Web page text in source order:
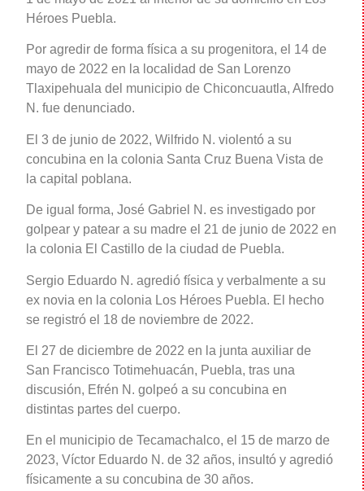
Héroes Puebla.
Por agredir de forma física a su progenitora, el 14 de
mayo de 2022 en la localidad de San Lorenzo
Tlaxipehuala del municipio de Chiconcuautla, Alfredo
N. fue denunciado.
El 3 de junio de 2022, Wilfrido N. violentó a su
concubina en la colonia Santa Cruz Buena Vista de
la capital poblana.
De igual forma, José Gabriel N. es investigado por
golpear y patear a su madre el 21 de junio de 2022 en
la colonia El Castillo de la ciudad de Puebla.
Sergio Eduardo N. agredió física y verbalmente a su
ex novia en la colonia Los Héroes Puebla. El hecho
se registró el 18 de noviembre de 2022.
El 27 de diciembre de 2022 en la junta auxiliar de
San Francisco Totimehuacán, Puebla, tras una
discusión, Efrén N. golpeó a su concubina en
distintas partes del cuerpo.
En el municipio de Tecamachalco, el 15 de marzo de
2023, Víctor Eduardo N. de 32 años, insultó y agredió
físicamente a su concubina de 30 años.